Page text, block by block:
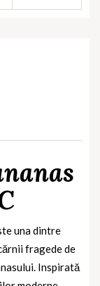
una dintre
fragede de
Inspirată